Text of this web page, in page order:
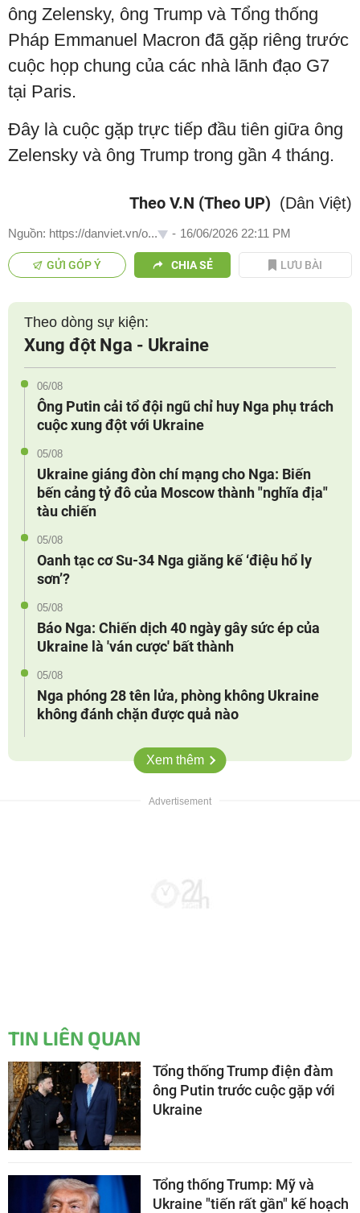
ông Zelensky, ông Trump và Tổng thống
Pháp Emmanuel Macron đã gặp riêng trước
cuộc họp chung của các nhà lãnh đạo G7
tại Paris.
Đây là cuộc gặp trực tiếp đầu tiên giữa ông
Zelensky và ông Trump trong gần 4 tháng.
Theo V.N (Theo UP) (Dân Việt)
Nguồn: https://danviet.vn/o... - 16/06/2026 22:11 PM
GỬI GÓP Ý CHIA SẺ LƯU BÀI
Theo dòng sự kiện:
Xung đột Nga - Ukraine
06/08
Ông Putin cải tổ đội ngũ chỉ huy Nga phụ trách
cuộc xung đột với Ukraine
05/08
Ukraine giáng đòn chí mạng cho Nga: Biến
bến cảng tỷ đô của Moscow thành "nghĩa địa"
tàu chiến
05/08
Oanh tạc cơ Su-34 Nga giăng kế ‘điệu hổ ly
sơn’?
05/08
Báo Nga: Chiến dịch 40 ngày gây sức ép của
Ukraine là 'ván cược' bất thành
05/08
Nga phóng 28 tên lửa, phòng không Ukraine
không đánh chặn được quả nào
Xem thêm
TIN LIÊN QUAN
Tổng thống Trump điện đàm
ông Putin trước cuộc gặp với
Ukraine
Tổng thống Trump: Mỹ và
Ukraine "tiến rất gần" kế hoạch